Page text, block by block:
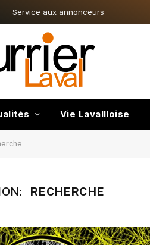
Service aux annonceurs
Vie Lavallloise
RECHERCHE